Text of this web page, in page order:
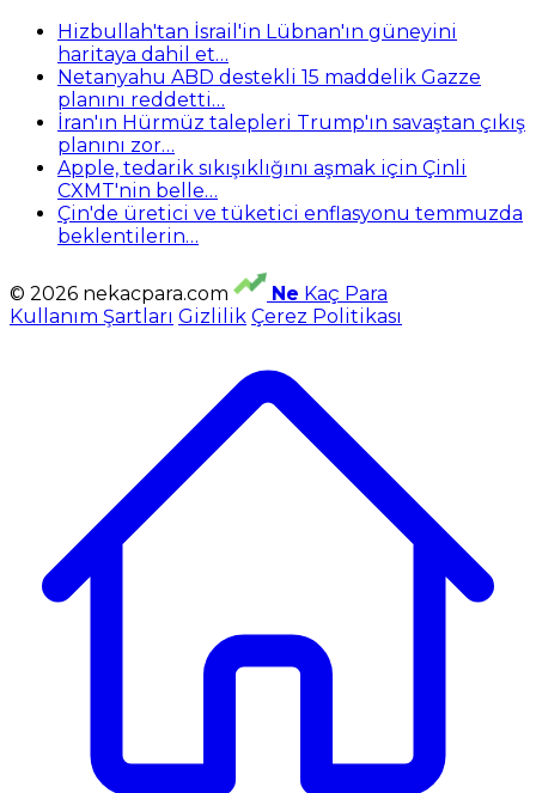
Hizbullah'tan İsrail'in Lübnan'ın güneyini
haritaya dahil et…
Netanyahu ABD destekli 15 maddelik Gazze
planını reddetti…
İran'ın Hürmüz talepleri Trump'ın savaştan çıkış
planını zor…
Apple, tedarik sıkışıklığını aşmak için Çinli
CXMT'nin belle…
Çin'de üretici ve tüketici enflasyonu temmuzda
beklentilerin…
© 2026 nekacpara.com Ne Kaç Para
Kullanım Şartları Gizlilik Çerez Politikası